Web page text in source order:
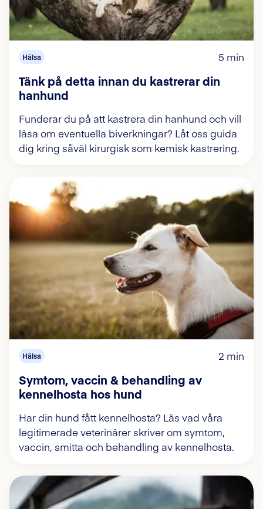
Hälsa 5 min
Tänk på detta innan du kastrerar din
hanhund
Funderar du på att kastrera din hanhund och vill
läsa om eventuella biverkningar? Låt oss guida
dig kring såväl kirurgisk som kemisk kastrering.
Hälsa 2 min
Symtom, vaccin & behandling av
kennelhosta hos hund
Har din hund fått kennelhosta? Läs vad våra
legitimerade veterinärer skriver om symtom,
vaccin, smitta och behandling av kennelhosta.